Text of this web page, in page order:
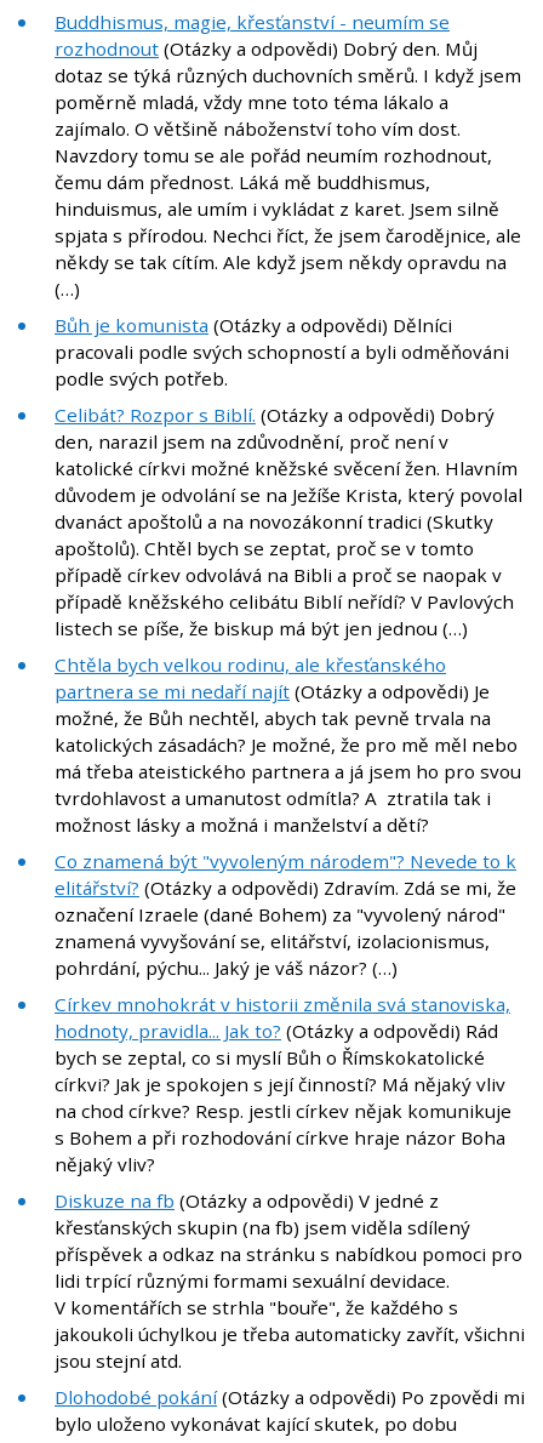
Buddhismus, magie, křesťanství - neumím se
rozhodnout (Otázky a odpovědi) Dobrý den. Můj
dotaz se týká různých duchovních směrů. I když jsem
poměrně mladá, vždy mne toto téma lákalo a
zajímalo. O většině náboženství toho vím dost.
Navzdory tomu se ale pořád neumím rozhodnout,
čemu dám přednost. Láká mě buddhismus,
hinduismus, ale umím i vykládat z karet. Jsem silně
spjata s přírodou. Nechci říct, že jsem čarodějnice, ale
někdy se tak cítím. Ale když jsem někdy opravdu na
(…)
Bůh je komunista (Otázky a odpovědi) Dělníci
pracovali podle svých schopností a byli odměňováni
podle svých potřeb.
Celibát? Rozpor s Biblí. (Otázky a odpovědi) Dobrý
den, narazil jsem na zdůvodnění, proč není v
katolické církvi možné kněžské svěcení žen. Hlavním
důvodem je odvolání se na Ježíše Krista, který povolal
dvanáct apoštolů a na novozákonní tradici (Skutky
apoštolů). Chtěl bych se zeptat, proč se v tomto
případě církev odvolává na Bibli a proč se naopak v
případě kněžského celibátu Biblí neřídí? V Pavlových
listech se píše, že biskup má být jen jednou (…)
Chtěla bych velkou rodinu, ale křesťanského
partnera se mi nedaří najít (Otázky a odpovědi) Je
možné, že Bůh nechtěl, abych tak pevně trvala na
katolických zásadách? Je možné, že pro mě měl nebo
má třeba ateistického partnera a já jsem ho pro svou
tvrdohlavost a umanutost odmítla? A ztratila tak i
možnost lásky a možná i manželství a dětí?
Co znamená být "vyvoleným národem"? Nevede to k
elitářství? (Otázky a odpovědi) Zdravím. Zdá se mi, že
označení Izraele (dané Bohem) za "vyvolený národ"
znamená vyvyšování se, elitářství, izolacionismus,
pohrdání, pýchu... Jaký je váš názor? (…)
Církev mnohokrát v historii změnila svá stanoviska,
hodnoty, pravidla... Jak to? (Otázky a odpovědi) Rád
bych se zeptal, co si myslí Bůh o Římskokatolické
církvi? Jak je spokojen s její činností? Má nějaký vliv
na chod církve? Resp. jestli církev nějak komunikuje
s Bohem a při rozhodování církve hraje názor Boha
nějaký vliv?
Diskuze na fb (Otázky a odpovědi) V jedné z
křesťanských skupin (na fb) jsem viděla sdílený
příspěvek a odkaz na stránku s nabídkou pomoci pro
lidi trpící různými formami sexuální devidace.
V komentářích se strhla "bouře", že každého s
jakoukoli úchylkou je třeba automaticky zavřít, všichni
jsou stejní atd.
Dlohodobé pokání(Otázky a odpovědi) Po zpovědi mi
bylo uloženo vykonávat kající skutek, po dobu